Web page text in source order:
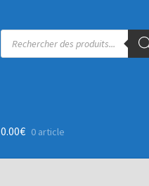
Recherche
produits
0.00€ 0 article